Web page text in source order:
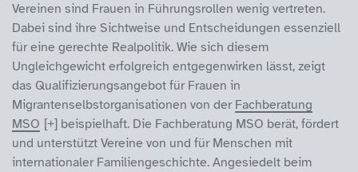
Vereinen sind Frauen in Führungsrollen wenig vertreten.
Dabei sind ihre Sichtweise und Entscheidungen essenziell
für eine gerechte Realpolitik. Wie sich diesem
Ungleichgewicht erfolgreich entgegenwirken lässt, zeigt
das Qualifizierungsangebot für Frauen in
Migrantenselbstorganisationen von der Fachberatung
MSO
beispielhaft. Die Fachberatung MSO berät, fördert
und unterstützt Vereine von und für Menschen mit
internationaler Familiengeschichte. Angesiedelt beim